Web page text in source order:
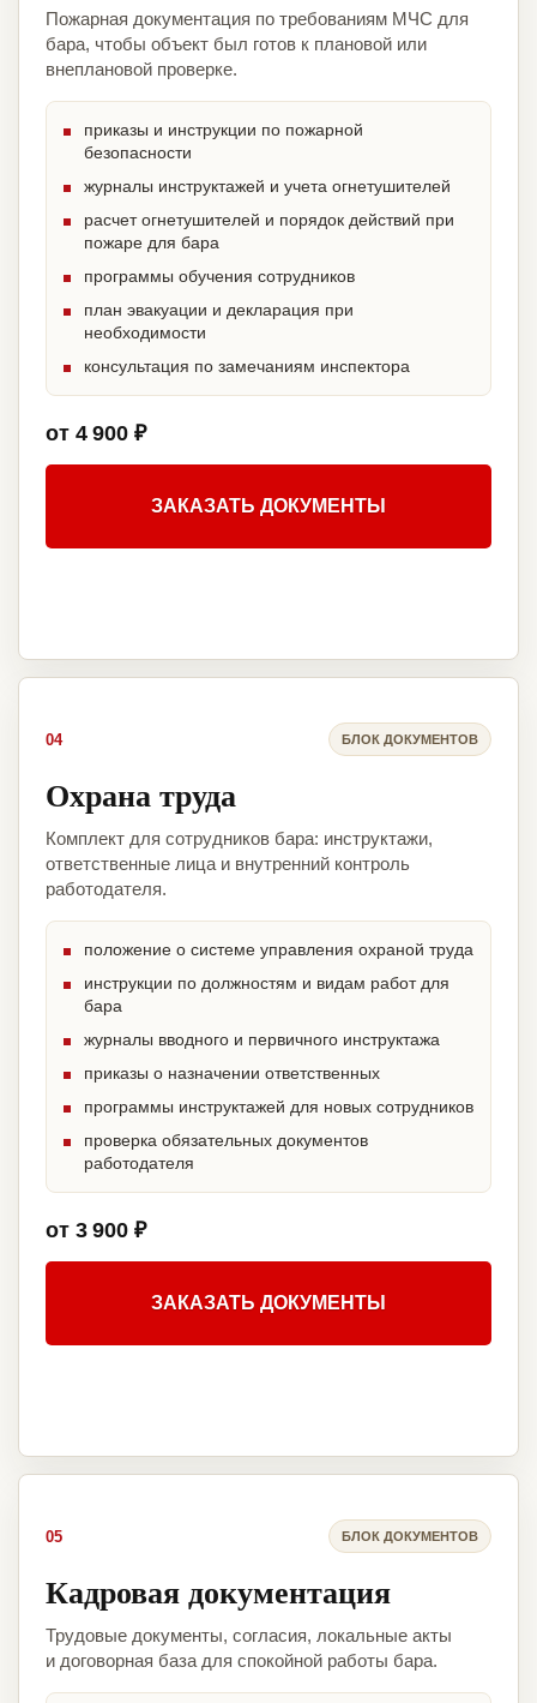
Пожарная документация по требованиям МЧС для
бара, чтобы объект был готов к плановой или
внеплановой проверке.
приказы и инструкции по пожарной
безопасности
журналы инструктажей и учета огнетушителей
расчет огнетушителей и порядок действий при
пожаре для бара
программы обучения сотрудников
план эвакуации и декларация при
необходимости
консультация по замечаниям инспектора
от 4 900 ₽
ЗАКАЗАТЬ ДОКУМЕНТЫ
04 БЛОК ДОКУМЕНТОВ
Охрана труда
Комплект для сотрудников бара: инструктажи,
ответственные лица и внутренний контроль
работодателя.
положение о системе управления охраной труда
инструкции по должностям и видам работ для
бара
журналы вводного и первичного инструктажа
приказы о назначении ответственных
программы инструктажей для новых сотрудников
проверка обязательных документов
работодателя
от 3 900 ₽
ЗАКАЗАТЬ ДОКУМЕНТЫ
05 БЛОК ДОКУМЕНТОВ
Кадровая документация
Трудовые документы, согласия, локальные акты
и договорная база для спокойной работы бара.